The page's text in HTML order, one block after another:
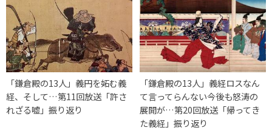
「鎌倉殿の13人」義円を妬む義
経、そして…第11回放送「許さ
れざる嘘」振り返り
「鎌倉殿の13人」義経ロスなん
て言ってらんない今後も怒涛の
展開が…第20回放送「帰ってき
た義経」振り返り